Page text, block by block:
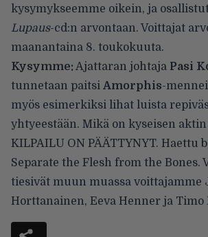
kysymykseemme oikein, ja
Lupaus-cd:n arvontaan. Voittajat
maanantaina 8. toukokuuta.
Kysymme: Ajattaran johtaja Pasi
tunnetaan paitsi Amorphis-
myös esimerkiksi lihat luista
yhtyeestään. Mikä on kyseisen
KILPAILU ON PÄÄTTYNYT. Haettu
Separate the Flesh from the Bones.
tiesivät muun muassa voittajamme
Horttanainen, Eeva Henner ja Timo